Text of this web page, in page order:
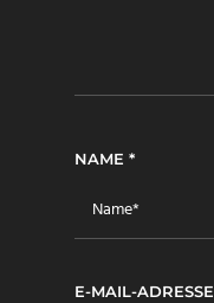
NAME *
E-MAIL-ADRESSE